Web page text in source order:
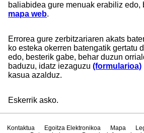
baliabidea gure menuak erabiliz edo,
mapa web.
Errorea gure zerbitzariaren akats
ko esteka okerren batengatik gertatu
edo, besterik gabe, behar duzun
baduzu, idatz iezaguzu (formularioa)
kasua azalduz.
Eskerrik asko.
Kontaktua Egoitza Elektronikoa Mapa